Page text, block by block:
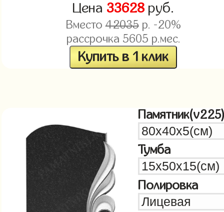
Цена 33628 руб.
Вместо42035р. -20%
рассрочка 5605 р.мес.
Купить в 1 клик
Тумба
Полировка